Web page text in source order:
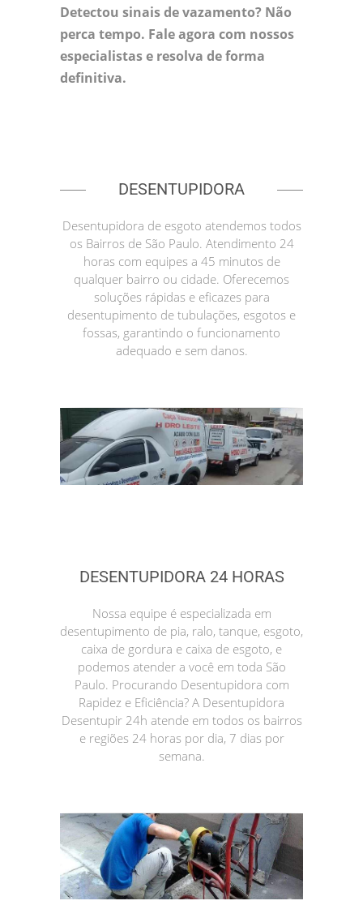
Detectou sinais de vazamento? Não
perca tempo. Fale agora com nossos
especialistas e resolva de forma
definitiva.
DESENTUPIDORA
Desentupidora de esgoto atendemos todos
os Bairros de São Paulo. Atendimento 24
horas com equipes a 45 minutos de
qualquer bairro ou cidade. Oferecemos
soluções rápidas e eficazes para
desentupimento de tubulações, esgotos e
fossas, garantindo o funcionamento
adequado e sem danos.
DESENTUPIDORA 24 HORAS
Nossa equipe é especializada em
desentupimento de pia, ralo, tanque, esgoto,
caixa de gordura e caixa de esgoto, e
podemos atender a você em toda São
Paulo. Procurando Desentupidora com
Rapidez e Eficiência? A Desentupidora
Desentupir 24h atende em todos os bairros
e regiões 24 horas por dia, 7 dias por
semana.